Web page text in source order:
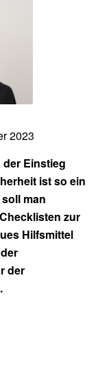
2023
Einstieg
ist so ein
man
zur
Hilfsmittel
der